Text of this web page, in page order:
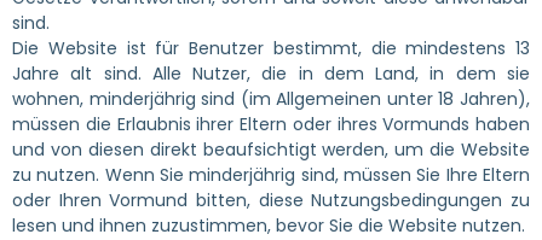
sind.
Die Website ist für Benutzer bestimmt, die mindestens 13
Jahre alt sind. Alle Nutzer, die in dem Land, in dem sie
wohnen, minderjährig sind (im Allgemeinen unter 18 Jahren),
müssen die Erlaubnis ihrer Eltern oder ihres Vormunds haben
und von diesen direkt beaufsichtigt werden, um die Website
zu nutzen. Wenn Sie minderjährig sind, müssen Sie Ihre Eltern
oder Ihren Vormund bitten, diese Nutzungsbedingungen zu
lesen und ihnen zuzustimmen, bevor Sie die Website nutzen.